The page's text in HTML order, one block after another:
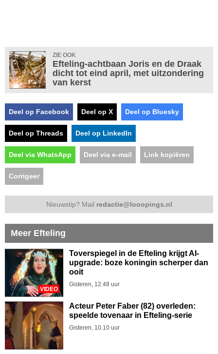
ZIE OOK
Efteling-achtbaan Joris en de Draak
dicht tot eind april, met uitzondering
van kerst
Deel op Facebook Deel op X Deel op Bluesky
Deel op Threads Deel op LinkedIn
Deel via WhatsApp Deel via e-mail Link kopiëren
Corrigeer
Nieuwstip? Mail redactie@looopings.nl
Meer Efteling
VIDEO
Toverspiegel in de Efteling krijgt AI-
upgrade: boze koningin scherper dan
ooit
Gisteren, 12.48 uur
Acteur Peter Faber (82) overleden:
speelde tovenaar in Efteling-serie
Gisteren, 10.10 uur